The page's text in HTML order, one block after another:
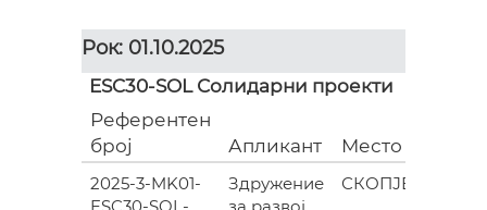
Рок: 01.10.2025
ESC30-SOL Солидарни проекти
Референтен
број
Апликант Место
2025-3-MK01-
Здружение
СКОПЈЕ